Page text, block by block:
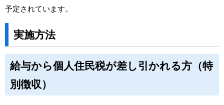
予定されています。
実施方法
給与から個人住民税が差し引かれる方（特
別徴収）